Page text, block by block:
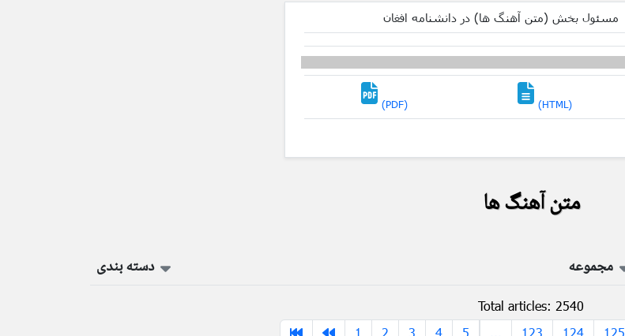
مسئول بخش (متن آهنگ ها) در دانشنامه افغان
(PDF) (HTML)
متن آهنگ ها
مجموعه دسته بندی
Total articles: 2540
1
2 3 4 5 ... 123 124 125